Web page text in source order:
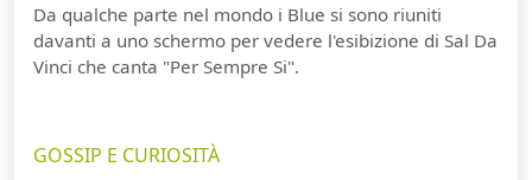
Da qualche parte nel mondo i Blue si sono riuniti
davanti a uno schermo per vedere l'esibizione di Sal Da
Vinci che canta "Per Sempre Si".
GOSSIP E CURIOSITÀ